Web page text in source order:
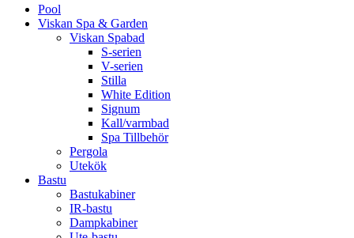
Pool
Viskan Spa & Garden
Viskan Spabad
S-serien
V-serien
Stilla
White Edition
Signum
Kall/varmbad
Spa Tillbehör
Pergola
Utekök
Bastu
Bastukabiner
IR-bastu
Dampkabiner